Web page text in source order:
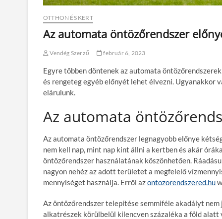
OTTHON ÉS KERT
Az automata öntözőrendszer
Vendég Szerző február 6, 2023
Egyre többen döntenek az automata
és rengeteg egyéb előnyét lehet élvezni. Ugyanakkor
elárulunk.
Az automata
Az automata öntözőrendszer legnagyobb előnye
nem kell nap, mint nap kint állni a kertben és akár
öntözőrendszer használatának köszönhetően.
nagyon nehéz az adott területet a megfelelő
mennyiséget használja. Erről azontozorendszered.hu
Az öntözőrendszer telepítése semmiféle akadályt
alkatrészek körülbelül kilencven százaléka a föld